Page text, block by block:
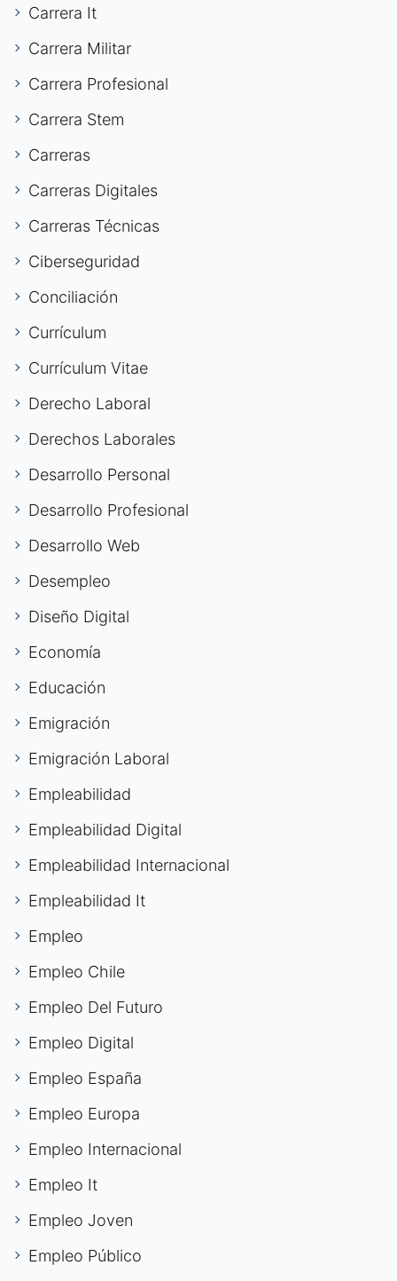
Carrera It
Carrera Militar
Carrera Profesional
Carrera Stem
Carreras
Carreras Digitales
Carreras Técnicas
Ciberseguridad
Conciliación
Currículum
Currículum Vitae
Derecho Laboral
Derechos Laborales
Desarrollo Personal
Desarrollo Profesional
Desarrollo Web
Desempleo
Diseño Digital
Economía
Educación
Emigración
Emigración Laboral
Empleabilidad
Empleabilidad Digital
Empleabilidad Internacional
Empleabilidad It
Empleo
Empleo Chile
Empleo Del Futuro
Empleo Digital
Empleo España
Empleo Europa
Empleo Internacional
Empleo It
Empleo Joven
Empleo Público